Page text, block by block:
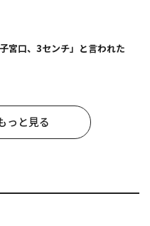
宮口、3センチ」と言われた
っと見る